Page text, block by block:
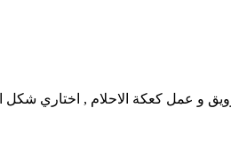
و عمل كعكة الاحلام , اختاري شكل